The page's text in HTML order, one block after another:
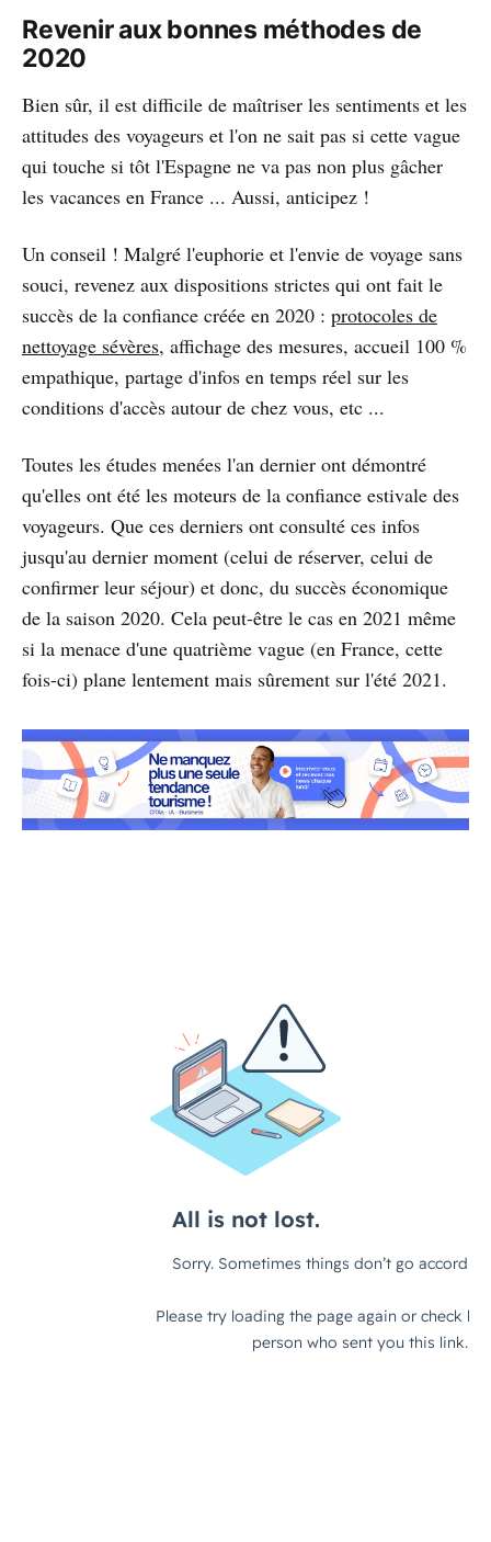
Revenir aux bonnes méthodes de
2020
Bien sûr, il est difficile de maîtriser les sentiments et les
attitudes des voyageurs et l'on ne sait pas si cette vague
qui touche si tôt l'Espagne ne va pas non plus gâcher
les vacances en France ... Aussi, anticipez !
Un conseil ! Malgré l'euphorie et l'envie de voyage sans
souci, revenez aux dispositions strictes qui ont fait le
succès de la confiance créée en 2020 : protocoles de
nettoyage sévères, affichage des mesures, accueil 100 %
empathique, partage d'infos en temps réel sur les
conditions d'accès autour de chez vous, etc ...
Toutes les études menées l'an dernier ont démontré
qu'elles ont été les moteurs de la confiance estivale des
voyageurs. Que ces derniers ont consulté ces infos
jusqu'au dernier moment (celui de réserver, celui de
confirmer leur séjour) et donc, du succès économique
de la saison 2020. Cela peut-être le cas en 2021 même
si la menace d'une quatrième vague (en France, cette
fois-ci) plane lentement mais sûrement sur l'été 2021.